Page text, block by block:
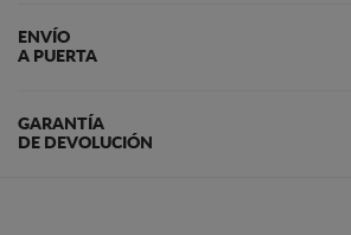
ENVÍO
A PUERTA
GARANTÍA
DE DEVOLUCIÓN